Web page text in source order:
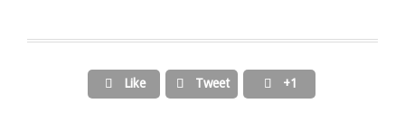
 Like  Tweet  +1